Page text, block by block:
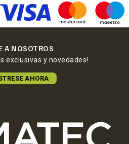
A NOSOTROS
exclusivas y novedades!
AHORA